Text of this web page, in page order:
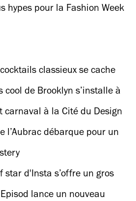
l’un des festivals les plus
hypes pour la Fashion Week
classieux se cache
de Paris !
cool de Brooklyn s’installe à
du 10e
carnaval à la Cité du Design
caribéen de dingo
l’Aubrac débarque pour un
légende de la gastronomie
star d'Insta s’offre un gros
lance un nouveau